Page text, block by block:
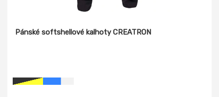
Pánské softshellové kalhoty CREATRON